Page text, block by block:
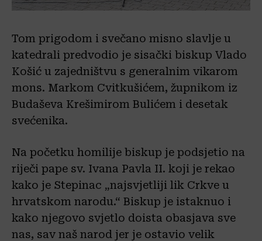
Tom prigodom i svečano misno slavlje u
katedrali predvodio je sisački biskup Vlado
Košić u zajedništvu s generalnim vikarom
mons. Markom Cvitkušićem, župnikom iz
Budaševa Krešimirom Bulićem i desetak
svećenika.
Na početku homilije biskup je podsjetio na
riječi pape sv. Ivana Pavla II. koji je rekao
kako je Stepinac „najsvjetliji lik Crkve u
hrvatskom narodu.“ Biskup je istaknuo i
kako njegovo svjetlo doista obasjava sve
nas, sav naš narod jer je ostavio velik